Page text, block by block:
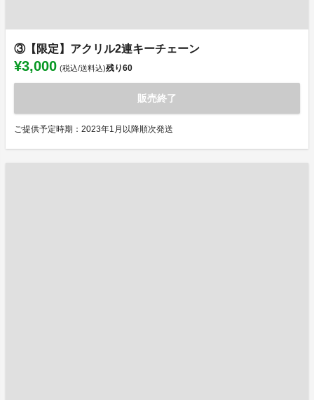
③【限定】アクリル2連キーチェーン
¥3,000 (税込/送料込)残り60
販売終了
ご提供予定時期：2023年1月以降順次発送